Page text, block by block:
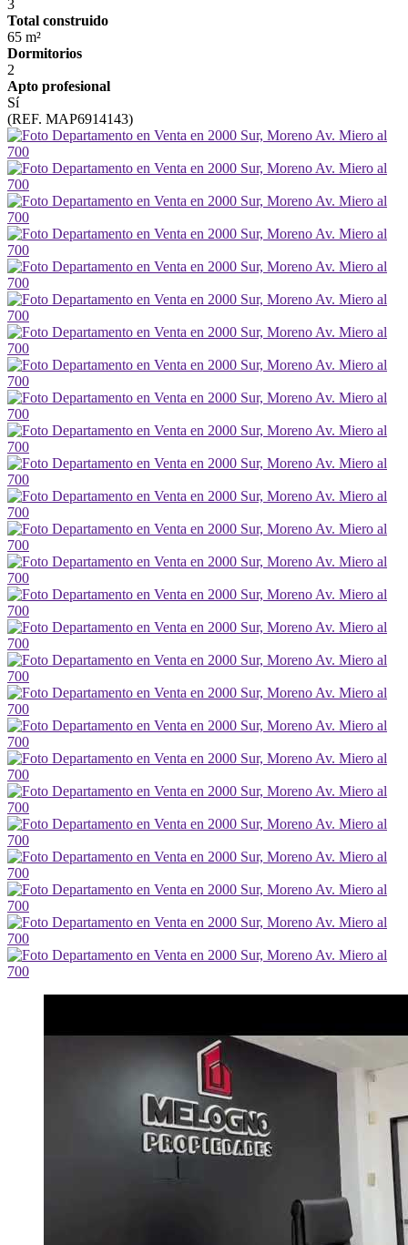
3
Total construido
65 m²
Dormitorios
2
Apto profesional
Sí
(REF. MAP6914143)